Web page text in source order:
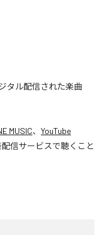
タル配信された楽曲
MUSIC、 YouTube
信サービスで聴くこと